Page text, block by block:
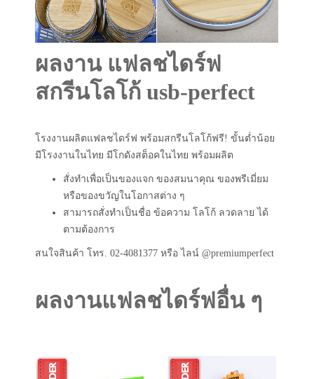
ผลงาน แฟลชไดร์ฟ
สกรีนโลโก้ usb-perfect
โรงงานผลิตแฟลชไดร์ฟ พร้อมสกรีนโลโก้ฟรี! ขั้นต่ำน้อย
มีโรงงานในไทย มีโกดังสต็อคในไทย พร้อมผลิต
สั่งทำเพื่อเป็นของแจก ของสมนาคุณ ของพรีเมี่ยม
หรือของขวัญในโอกาสต่าง ๆ
สามารถสั่งทำเป็นชื่อ ข้อความ โลโก้ ลวดลาย ได้
ตามต้องการ
สนใจสินค้า โทร. 02-4081377 หรือ ไลน์ @premiumperfect
ผลงานแฟลชไดร์ฟอื่น ๆ